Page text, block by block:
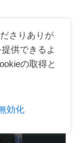
さりありが
供できるよ
の取得と
効化